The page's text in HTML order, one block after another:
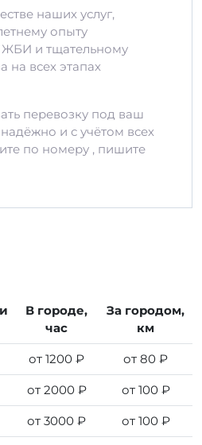
наших услуг,
опыту
ЖБИ и тщательному
на всех этапах
перевозку под ваш
и с учётом всех
по номеру , пишите
В городе,
час
За городом,
км
от 1200 ₽ от 80 ₽
от 2000 ₽ от 100 ₽
от 3000 ₽ от 100 ₽